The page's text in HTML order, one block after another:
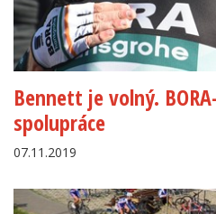
Bennett je volný.
spolupráce
07.11.2019